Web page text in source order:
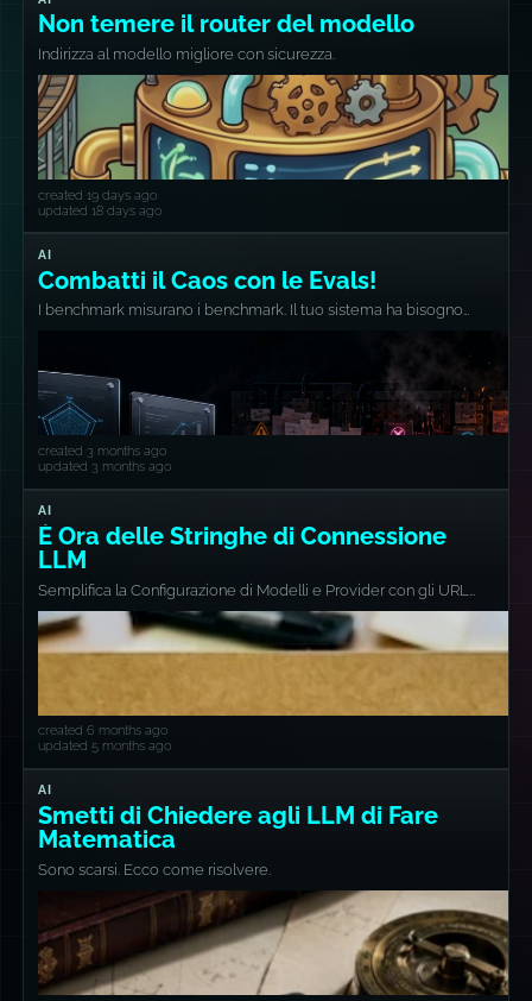
Non temere il router del modello
Indirizza al modello migliore con sicurezza.
created 19 days ago
updated 18 days ago
AI
Combatti il Caos con le Evals!
I benchmark misurano i benchmark. Il tuo sistema ha bisogno
created 3 months ago
updated 3 months ago
AI
È Ora delle Stringhe di Connessione
LLM
Semplifica la Configurazione di Modelli e Provider con gli URL
llm://
created 6 months ago
updated 5 months ago
AI
Smetti di Chiedere agli LLM di Fare
Matematica
Sono scarsi. Ecco come risolvere.